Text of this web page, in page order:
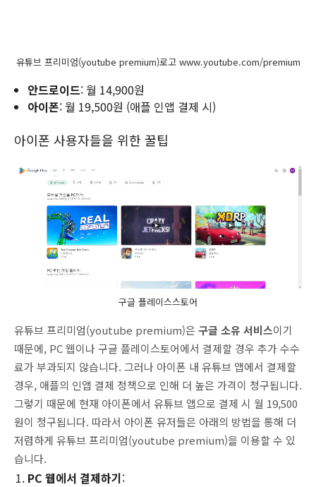
유튜브 프리미엄(youtube premium)로고 www.youtube.com/premium
안드로이드: 월 14,900원
아이폰: 월 19,500원 (애플 인앱 결제 시)
아이폰 사용자들을 위한 꿀팁
구글 플레이스스토어
유튜브 프리미엄(youtube premium)은 구글 소유 서비스이기
때문에, PC 웹이나 구글 플레이스토어에서 결제할 경우 추가 수수
료가 부과되지 않습니다. 그러나 아이폰 내 유튜브 앱에서 결제할
경우, 애플의 인앱 결제 정책으로 인해 더 높은 가격이 청구됩니다.
그렇기 때문에 현재 아이폰에서 유튜브 앱으로 결제 시 월 19,500
원이 청구됩니다. 따라서 아이폰 유저들은 아래의 방법을 통해 더
저렴하게 유튜브 프리미엄(youtube premium)을 이용할 수 있
습니다.
PC 웹에서 결제하기: